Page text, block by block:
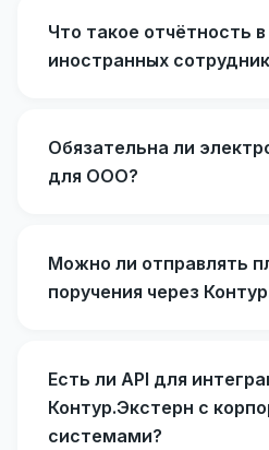
Что такое отчётность
иностранных
Обязательна ли
для ООО?
Можно ли отправлять
поручения через
Есть ли API для
Контур.Экстерн с
системами?